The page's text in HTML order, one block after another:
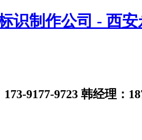
9177-9723 韩经理：